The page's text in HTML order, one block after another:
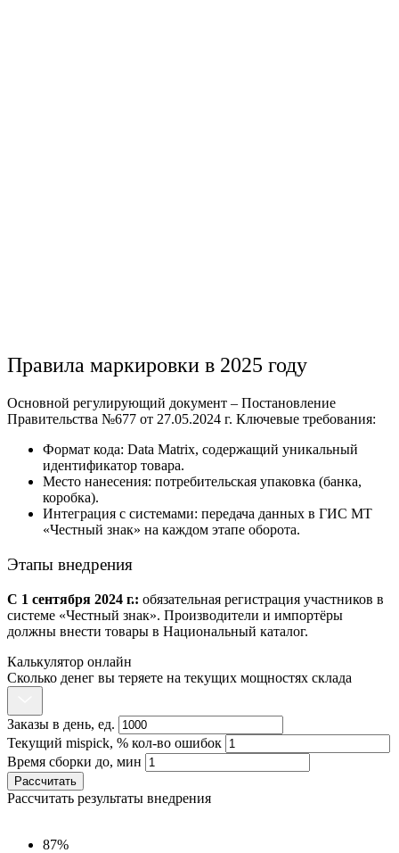
Правила маркировки в 2025 году
Основной регулирующий документ – Постановление
Правительства №677 от 27.05.2024 г. Ключевые требования:
Формат кода: Data Matrix, содержащий уникальный
идентификатор товара.
Место нанесения: потребительская упаковка (банка,
коробка).
Интеграция с системами: передача данных в ГИС МТ
«Честный знак» на каждом этапе оборота.
Этапы внедрения
С 1 сентября 2024 г.: обязательная регистрация участников в
системе «Честный знак». Производители и импортёры
должны внести товары в Национальный каталог.
Калькулятор онлайн
Сколько денег вы теряете на текущих мощностях склада
Заказы в день, ед.
Текущий mispick, % кол-во ошибок
Время сборки до, мин
Рассчитать
Рассчитать результаты внедрения
87%